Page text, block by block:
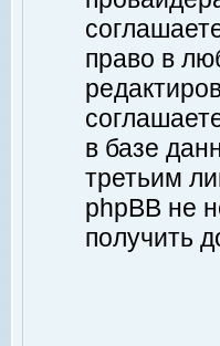
право в
в базе
третьим
phpBB не
получить